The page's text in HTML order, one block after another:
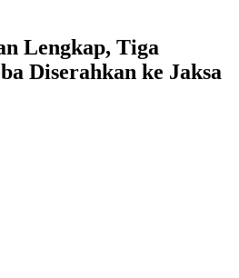
Lengkap, Tiga
Diserahkan ke Jaksa